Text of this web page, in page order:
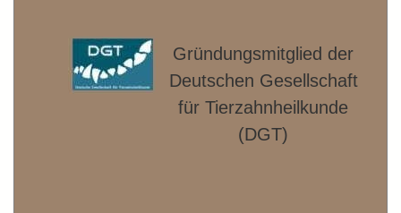
Gründungsmitglied der
Deut­schen Gesellschaft
für Tierzahnheilkunde
(DGT)